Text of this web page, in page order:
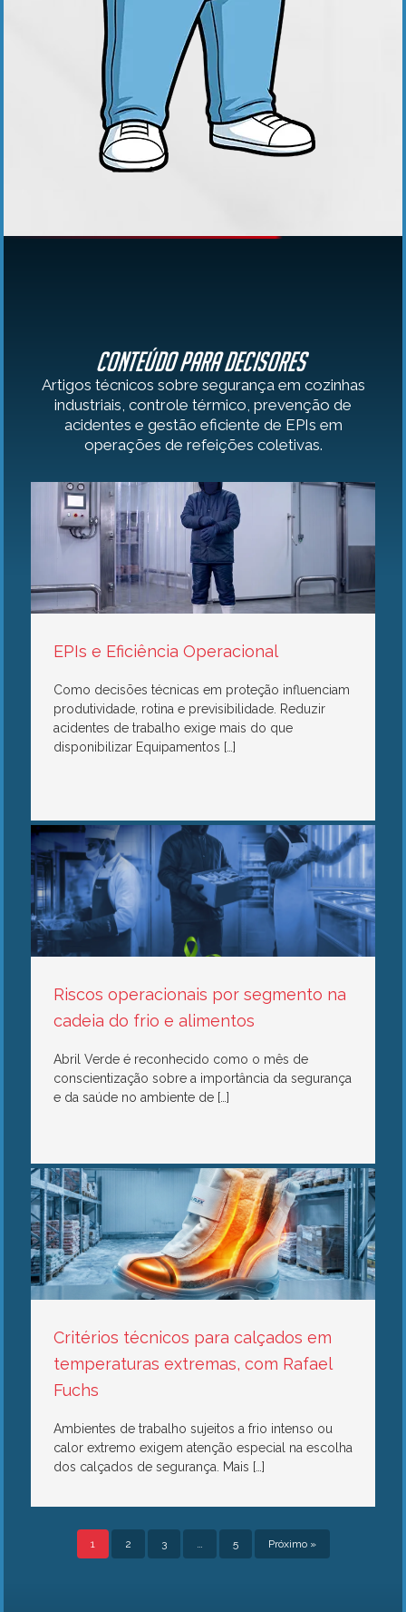
Conteúdo para Decisores
Artigos técnicos sobre segurança em cozinhas
industriais, controle térmico, prevenção de
acidentes e gestão eficiente de EPIs em
operações de refeições coletivas.
EPIs e Eficiência Operacional
Como decisões técnicas em proteção influenciam
produtividade, rotina e previsibilidade. Reduzir
acidentes de trabalho exige mais do que
disponibilizar Equipamentos […]
Riscos operacionais por segmento na
cadeia do frio e alimentos
Abril Verde é reconhecido como o mês de
conscientização sobre a importância da segurança
e da saúde no ambiente de […]
Critérios técnicos para calçados em
temperaturas extremas, com Rafael
Fuchs
Ambientes de trabalho sujeitos a frio intenso ou
calor extremo exigem atenção especial na escolha
dos calçados de segurança. Mais […]
1 2 3 … 5 Próximo »